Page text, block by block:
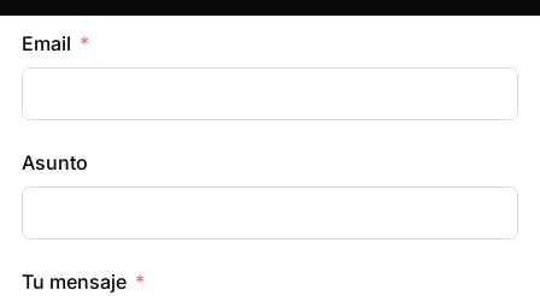
Email
Asunto
Tu mensaje